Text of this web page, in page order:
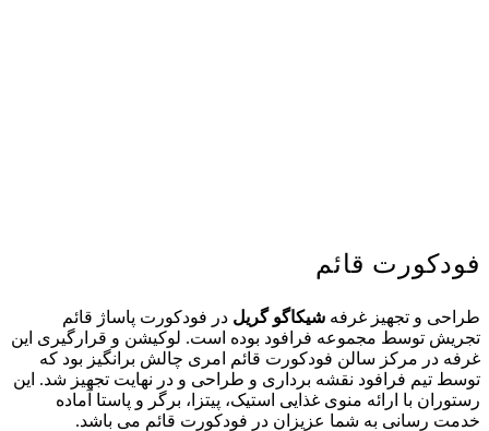
فودکورت قائم
طراحی و تجهیز غرفه شیکاگو گریل در فودکورت پاساژ قائم
تجریش توسط مجموعه فرافود بوده است. لوکیشن و قرارگیری این
غرفه در مرکز سالن فودکورت قائم امری چالش برانگیز بود که
توسط تیم فرافود نقشه برداری و طراحی و در نهایت تجهیز شد. این
رستوران با ارائه منوی غذایی استیک، پیتزا، برگر و پاستا آماده
خدمت رسانی به شما عزیزان در فودکورت قائم می باشد.